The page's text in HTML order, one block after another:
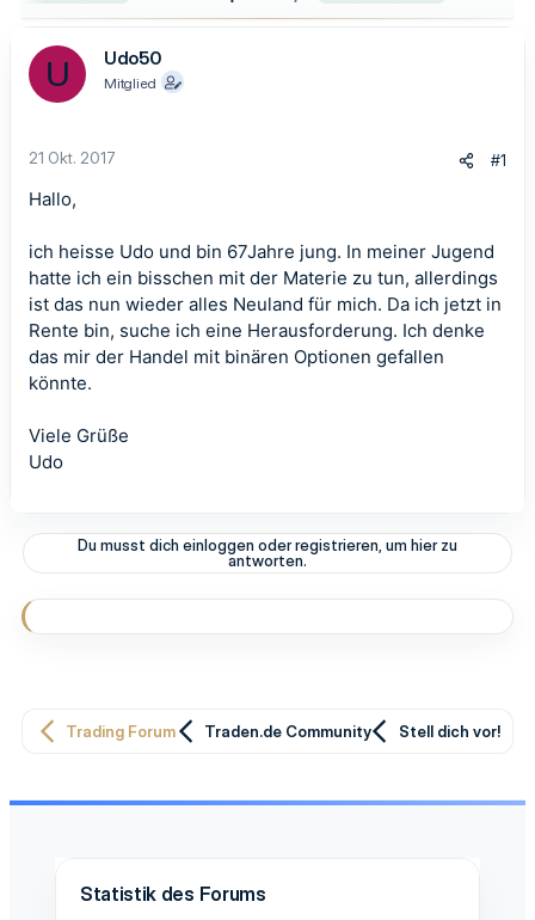
m
U Udo50
Mitglied
21 Okt. 2017 #1
Hallo,
ich heisse Udo und bin 67Jahre jung. In meiner Jugend
hatte ich ein bisschen mit der Materie zu tun, allerdings
ist das nun wieder alles Neuland für mich. Da ich jetzt in
Rente bin, suche ich eine Herausforderung. Ich denke
das mir der Handel mit binären Optionen gefallen
könnte.
Viele Grüße
Udo
Du musst dich einloggen oder registrieren, um hier zu
antworten.
Trading Forum Traden.de Community Stell dich vor!
Statistik des Forums